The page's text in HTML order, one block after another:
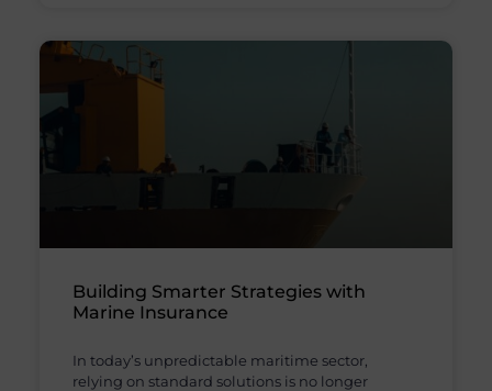
Building Smarter Strategies with
Marine Insurance
In today’s unpredictable maritime sector,
relying on standard solutions is no longer